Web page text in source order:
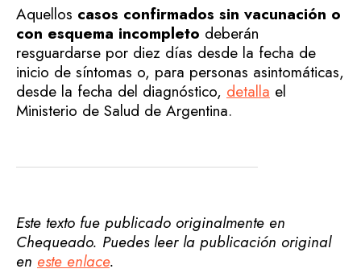
Aquellos casos confirmados sin vacunación o
con esquema incompleto deberán
resguardarse por diez días desde la fecha de
inicio de síntomas o, para personas asintomáticas,
desde la fecha del diagnóstico, detalla el
Ministerio de Salud de Argentina.
Este texto fue publicado originalmente en
Chequeado. Puedes leer la publicación original
en este enlace.